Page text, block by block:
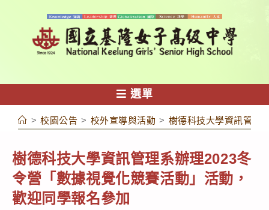
容
選單
> 校園公告 > 校外宣導與活動 > 樹德科技大學資訊管理
樹德科技大學資訊管理系辦理2023冬
令營「數據視覺化競賽活動」活動，
歡迎同學報名參加